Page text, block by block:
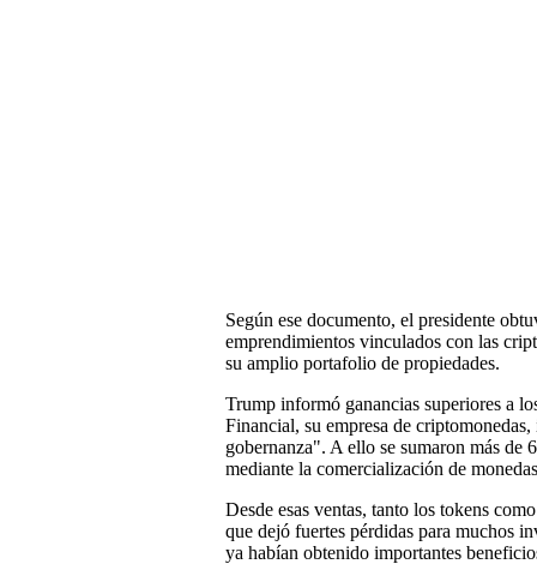
Según ese documento, el presidente
emprendimientos vinculados con las
su amplio portafolio de propiedades.
Trump informó ganancias superiores a
Financial, su empresa de
gobernanza". A ello se sumaron más
mediante la comercialización de
Desde esas ventas, tanto los tokens
que dejó fuertes pérdidas para muchos
ya habían obtenido importantes